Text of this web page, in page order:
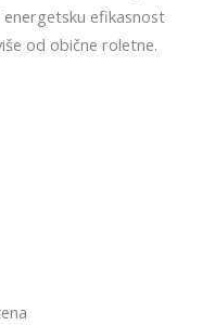
efikasnost
od obične roletne.